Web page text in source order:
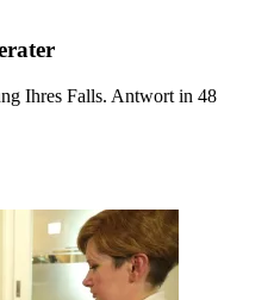
Ihres Falls. Antwort in 48